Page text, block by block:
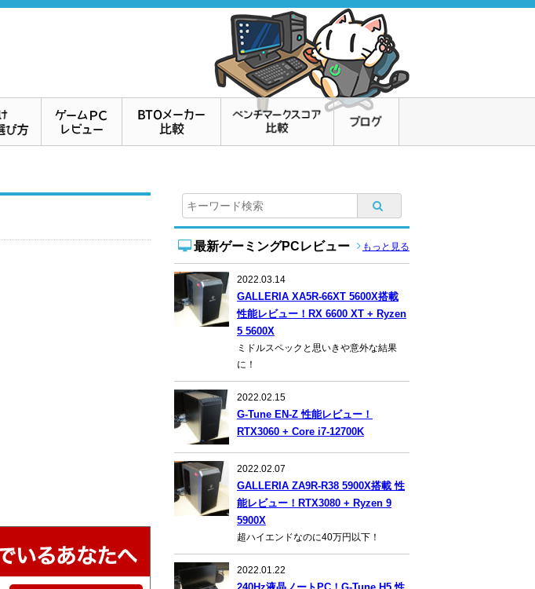
最新ゲーミングPCレビュー もっと見る
2022.03.14
GALLERIA XA5R-66XT 5600X搭載
性能レビュー！RX 6600 XT + Ryzen
5 5600X
ミドルスペックと思いきや意外な結果
に！
2022.02.15
G-Tune EN-Z 性能レビュー！
RTX3060 + Core i7-12700K
2022.02.07
GALLERIA ZA9R-R38 5900X搭載 性
能レビュー！RTX3080 + Ryzen 9
5900X
超ハイエンドなのに40万円以下！
2022.01.22